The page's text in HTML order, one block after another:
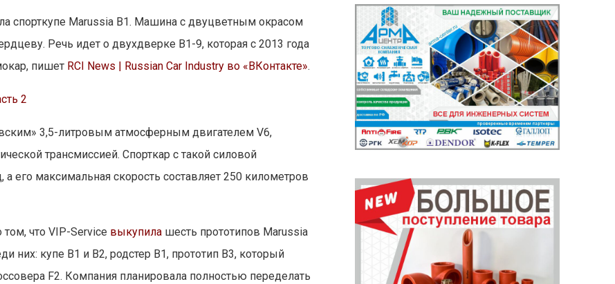
спорткупе Marussia B1. Машина с двуцветным окрасом
Речь идет о двухдверке B1-9, которая с 2013 года
пишет RCI News | Russian Car Industry во «ВКонтакте».
2
3,5-литровым атмосферным двигателем V6,
трансмиссией. Спорткар с такой силовой
а его максимальная скорость составляет 250 километров
что VIP-Service выкупила шесть прототипов Marussia
них: купе B1 и B2, родстер B1, прототип B3, который
F2. Компания планировала полностью переделать